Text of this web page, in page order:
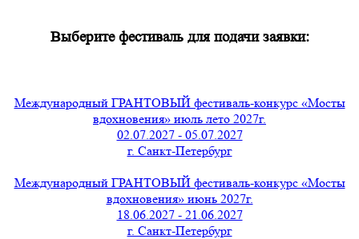
Выберите фестиваль для подачи заявки:
Международный ГРАНТОВЫЙ фестиваль-конкурс «Мосты
вдохновения» июль лето 2027г.
02.07.2027 - 05.07.2027
г. Санкт-Петербург
Международный ГРАНТОВЫЙ фестиваль-конкурс «Мосты
вдохновения» июнь 2027г.
18.06.2027 - 21.06.2027
г. Санкт-Петербург